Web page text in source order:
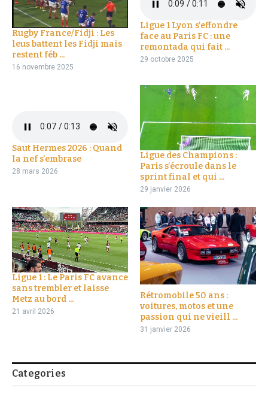
Rugby France/Fidji : Les
leus battent les Fidji mais
restent féb ...
16 novembre 2025
Ligue 1 Lyon s’effondre
face au Paris FC : une
remontada qui fait ...
29 octobre 2025
Saut Hermes 2026 : Quand
la nef s’embrase
28 mars 2026
Ligue des Champions :
Paris s’écroule dans le
sprint final et qui ...
29 janvier 2026
Ligue 1 : Le Paris FC avance
sans trembler et laisse
Metz au bord ...
21 avril 2026
Rétromobile 50 ans :
voitures, motos et une
passion qui ne vieill ...
31 janvier 2026
Categories